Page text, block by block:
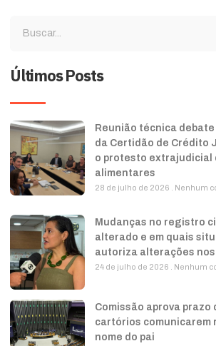
Últimos Posts
Reunião técnica
da Certidão de Crédito
o protesto extrajudicial
alimentares
28 de julho de 2026 Nenhum
Mudanças no registro
alterado e em quais
autoriza alterações
24 de julho de 2026 Nenhum
Comissão aprova prazo
cartórios comunicarem
nome do pai